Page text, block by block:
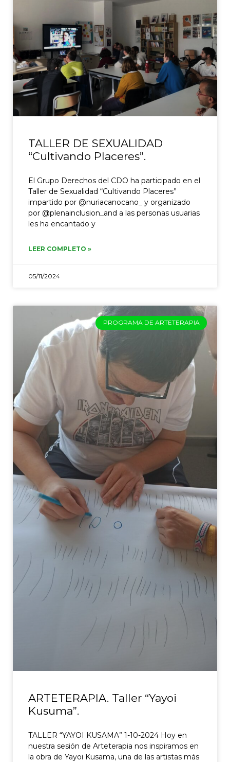
TALLER DE SEXUALIDAD
“Cultivando Placeres”.
El Grupo Derechos del CDO ha participado en el
Taller de Sexualidad “Cultivando Placeres”
impartido por @nuriacanocano_ y organizado
por @plenainclusion_and a las personas usuarias
les ha encantado y
LEER COMPLETO »
05/11/2024
PROGRAMA DE ARTETERAPIA
ARTETERAPIA. Taller “Yayoi
Kusuma”.
TALLER “YAYOI KUSAMA” 1-10-2024 Hoy en
nuestra sesión de Arteterapia nos inspiramos en
la obra de Yayoi Kusama, una de las artistas más